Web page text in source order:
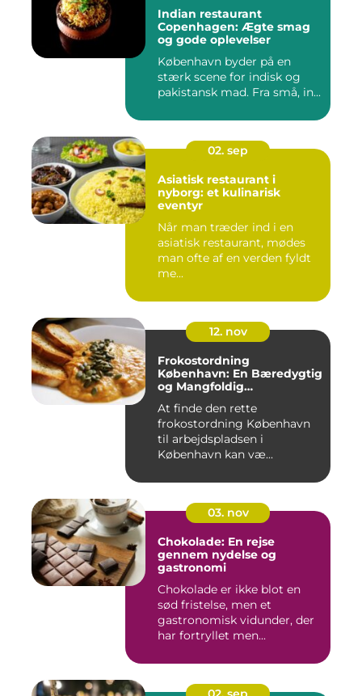
Indian restaurant
Copenhagen: Ægte smag
og gode oplevelser
København byder på en
stærk scene for indisk og
pakistansk mad. Fra små, in...
02. sep
Asiatisk restaurant i
nyborg: et kulinarisk
eventyr
Når man træder ind i en
asiatisk restaurant, mødes
man ofte af en verden fyldt
me...
12. nov
Frokostordning
København: En Bæredygtig
og Mangfoldig
At finde den rette
frokostordning København
til arbejdspladsen i
København kan væ...
03. nov
Chokolade: En rejse
gennem nydelse og
gastronomi
Chokolade er ikke blot en
sød fristelse, men et
gastronomisk vidunder, der
har fortryllet men...